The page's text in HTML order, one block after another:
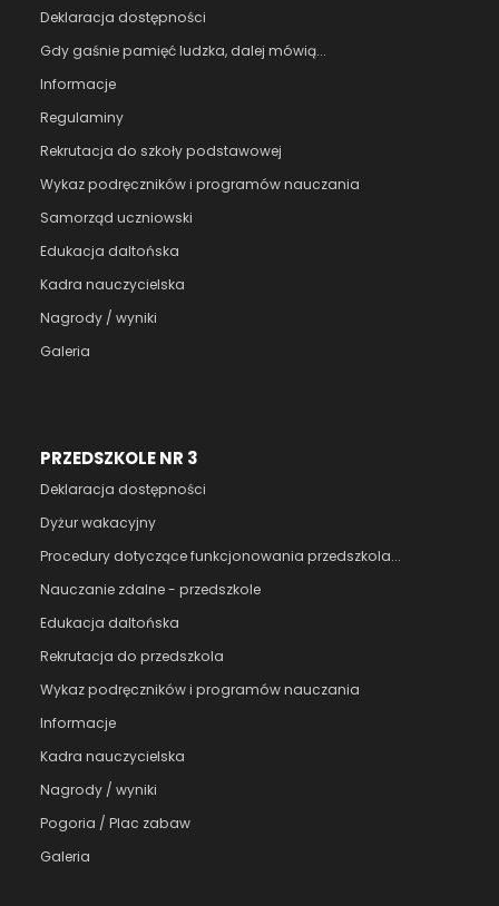
Deklaracja dostępności
Gdy gaśnie pamięć ludzka, dalej mówią...
Informacje
Regulaminy
Rekrutacja do szkoły podstawowej
Wykaz podręczników i programów nauczania
Samorząd uczniowski
Edukacja daltońska
Kadra nauczycielska
Nagrody / wyniki
Galeria
PRZEDSZKOLE NR 3
Deklaracja dostępności
Dyżur wakacyjny
Procedury dotyczące funkcjonowania przedszkola...
Nauczanie zdalne - przedszkole
Edukacja daltońska
Rekrutacja do przedszkola
Wykaz podręczników i programów nauczania
Informacje
Kadra nauczycielska
Nagrody / wyniki
Pogoria / Plac zabaw
Galeria